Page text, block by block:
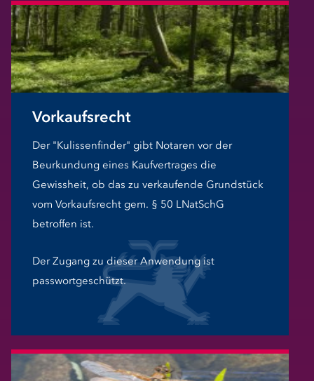
Vorkaufsrecht
Der "Kulissenfinder" gibt Notaren vor der
Beurkundung eines Kaufvertrages die
Gewissheit, ob das zu verkaufende Grundstück
vom Vorkaufsrecht gem. § 50 LNatSchG
betroffen ist.
Der Zugang zu dieser Anwendung ist
passwortgeschützt.